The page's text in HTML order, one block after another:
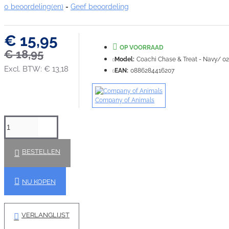
0 beoordeling(en) - Geef beoordeling
€ 15,95
€ 18,95
Excl. BTW: € 13,18
OP VOORRAAD
Model: Coachi Chase & Treat - Navy/
EAN: 0886284416207
Company of Animals
BESTELLEN
NU KOPEN
VERLANGLIJST